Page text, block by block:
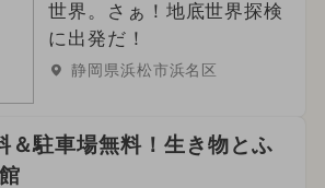
世界。さぁ！地底世界探検
に出発だ！
静岡県浜松市浜名区
＆駐車場無料！生き物とふ